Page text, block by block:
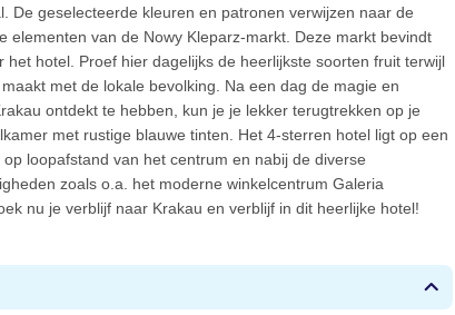
De geselecteerde kleuren en patronen verwijzen naar de
elementen van de Nowy Kleparz-markt. Deze markt bevindt
het hotel. Proef hier dagelijks de heerlijkste soorten fruit terwijl
met de lokale bevolking. Na een dag de magie en
ontdekt te hebben, kun je je lekker terugtrekken op je
met rustige blauwe tinten. Het 4-sterren hotel ligt op een
loopafstand van het centrum en nabij de diverse
zoals o.a. het moderne winkelcentrum Galeria
nu je verblijf naar Krakau en verblijf in dit heerlijke hotel!